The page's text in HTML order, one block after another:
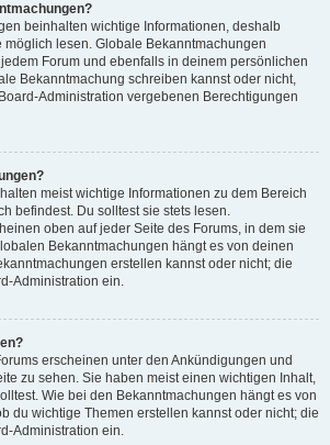
beinhalten wichtige Informationen, deshalb
möglich lesen. Globale Bekanntmachungen
Forum und ebenfalls in deinem persönlichen
Bekanntmachung schreiben kannst oder nicht,
Administration vergebenen Berechtigungen
meist wichtige Informationen zu dem Bereich
befindest. Du solltest sie stets lesen.
oben auf jeder Seite des Forums, in dem sie
Bekanntmachungen hängt es von deinen
erstellen kannst oder nicht; die
Administration ein.
erscheinen unter den Ankündigungen und
zu sehen. Sie haben meist einen wichtigen Inhalt,
Wie bei den Bekanntmachungen hängt es von
du wichtige Themen erstellen kannst oder nicht; die
Administration ein.